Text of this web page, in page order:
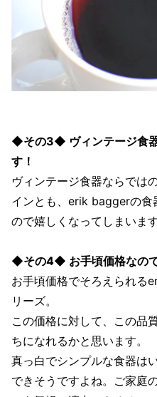
◆その3◆ ヴィンテージ食
す！
ヴィンテージ食器ならでは
インとも、erik baggerの食
ので嬉しくなってしまいます
◆その4◆ お手頃価格なの
お手頃価格でそろえられる
リーズ。
この価格に対して、この品
ちになれるかと思います。
真っ白でシンプルな食器は
できそうですよね。ご家庭